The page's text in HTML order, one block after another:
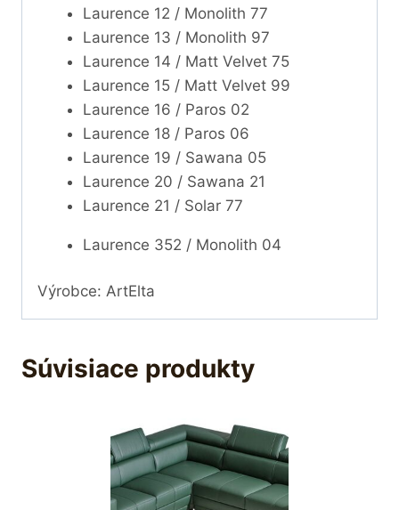
Laurence 12 / Monolith 77
Laurence 13 / Monolith 97
Laurence 14 / Matt Velvet 75
Laurence 15 / Matt Velvet 99
Laurence 16 / Paros 02
Laurence 18 / Paros 06
Laurence 19 / Sawana 05
Laurence 20 / Sawana 21
Laurence 21 / Solar 77
Laurence 352 / Monolith 04
Výrobce: ArtElta
Súvisiace produkty